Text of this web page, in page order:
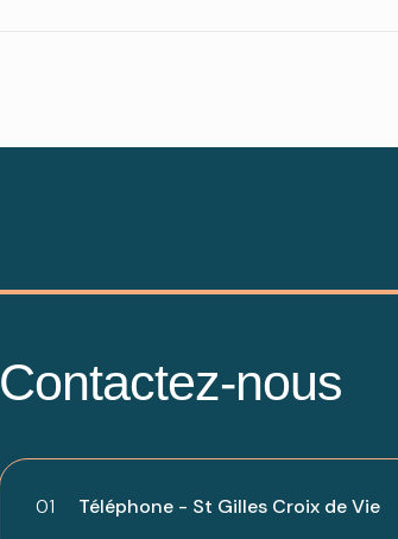
Contactez-nous
01 Téléphone - St Gilles Croix de Vie